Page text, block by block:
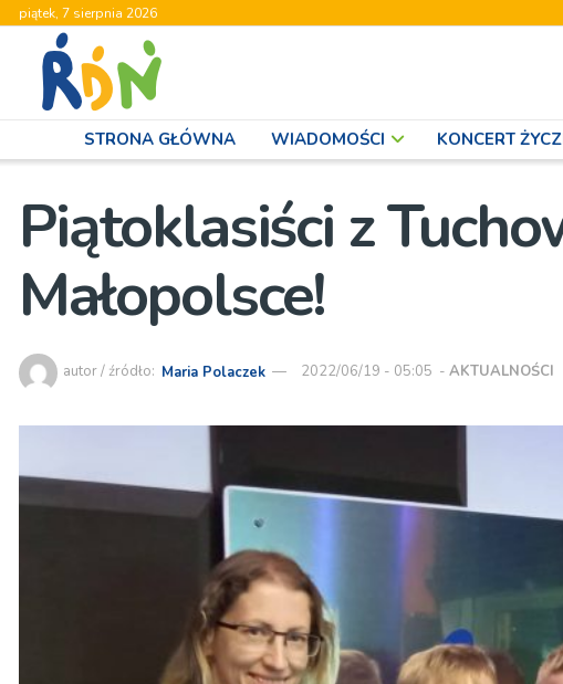
piątek, 7 sierpnia 2026
STRONA GŁÓWNA WIADOMOŚCI KONCERT
Piątoklasiści z
Małopolsce!
autor / źródło: Maria Polaczek 2022/06/19 - 05:05 - AKTUALNOŚCI